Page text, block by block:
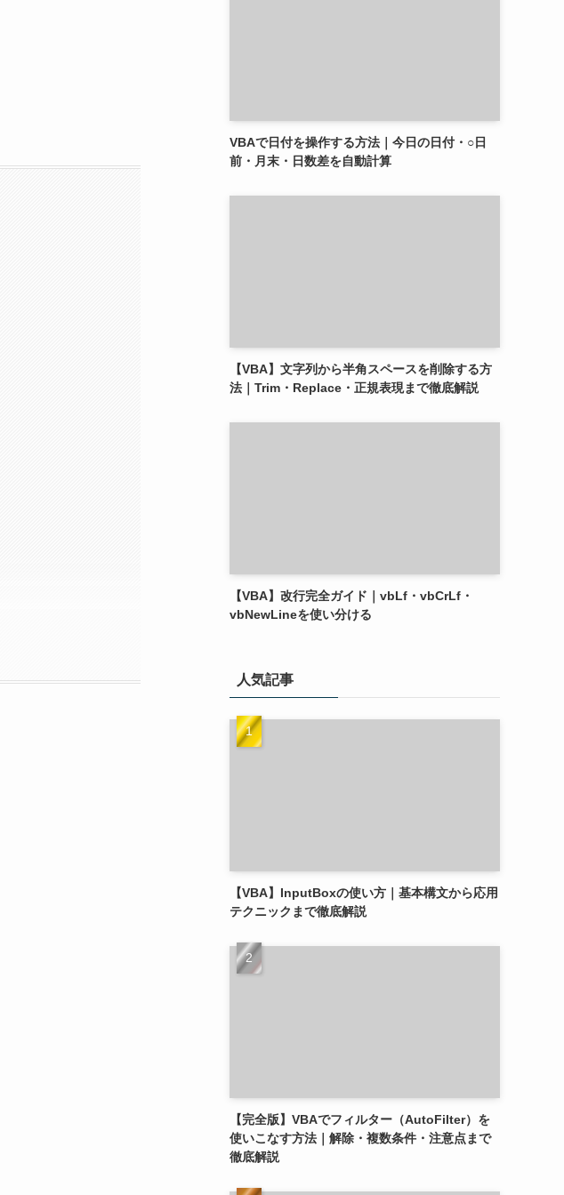
VBAで日付を操作する方法｜今日の日付・○日
前・月末・日数差を自動計算
【VBA】文字列から半角スペースを削除する方
法｜Trim・Replace・正規表現まで徹底解説
【VBA】改行完全ガイド｜vbLf・vbCrLf・
vbNewLineを使い分ける
人気記事
【VBA】InputBoxの使い方｜基本構文から応用
テクニックまで徹底解説
【完全版】VBAでフィルター（AutoFilter）を
使いこなす方法｜解除・複数条件・注意点まで
徹底解説